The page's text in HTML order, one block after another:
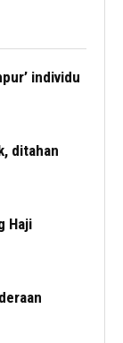
individu
ditahan
Haji